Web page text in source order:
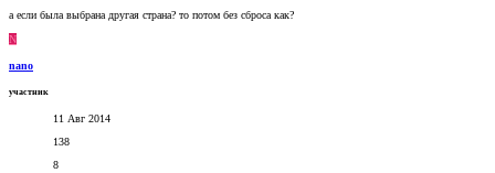
а если была выбрана другая страна? то потом без сброса как?
N
nano
участник
11 Авг 2014
138
8